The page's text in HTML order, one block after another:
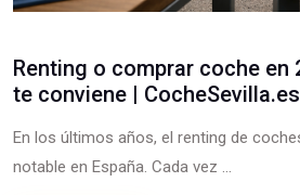
Renting o comprar coche en
te conviene | CocheSevilla.es
En los últimos años, el renting de
notable en España. Cada vez ...